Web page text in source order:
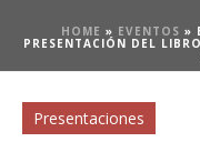
HOME » EVENTOS »
PRESENTACIÓN DEL
Presentaciones